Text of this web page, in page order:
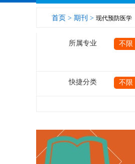
首页 > 期刊 > 现代预防医学
所属专业 不限
快捷分类 不限